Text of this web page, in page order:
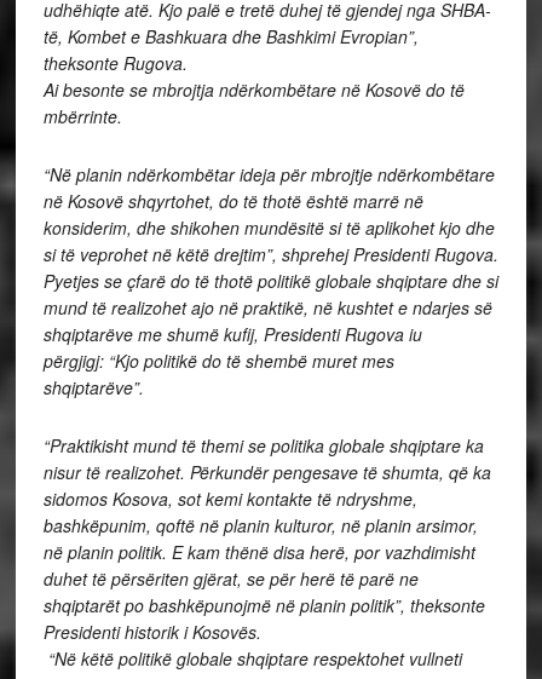
udhëhiqte atë. Kjo palë e tretë duhej të gjendej nga SHBA-
të, Kombet e Bashkuara dhe Bashkimi Evropian”,
theksonte Rugova.
Ai besonte se mbrojtja ndërkombëtare në Kosovë do të
mbërrinte.
“Në planin ndërkombëtar ideja për mbrojtje ndërkombëtare
në Kosovë shqyrtohet, do të thotë është marrë në
konsiderim, dhe shikohen mundësitë si të aplikohet kjo dhe
si të veprohet në këtë drejtim”, shprehej Presidenti Rugova.
Pyetjes se çfarë do të thotë politikë globale shqiptare dhe si
mund të realizohet ajo në praktikë, në kushtet e ndarjes së
shqiptarëve me shumë kufij, Presidenti Rugova iu
përgjigj: “Kjo politikë do të shembë muret mes
shqiptarëve”.
“Praktikisht mund të themi se politika globale shqiptare ka
nisur të realizohet. Përkundër pengesave të shumta, që ka
sidomos Kosova, sot kemi kontakte të ndryshme,
bashkëpunim, qoftë në planin kulturor, në planin arsimor,
në planin politik. E kam thënë disa herë, por vazhdimisht
duhet të përsëriten gjërat, se për herë të parë ne
shqiptarët po bashkëpunojmë në planin politik”, theksonte
Presidenti historik i Kosovës.
“Në këtë politikë globale shqiptare respektohet vullneti